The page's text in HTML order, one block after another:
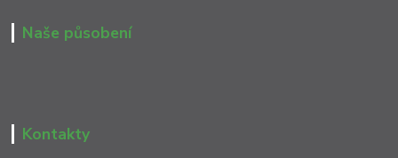
Naše působení
Kontakty